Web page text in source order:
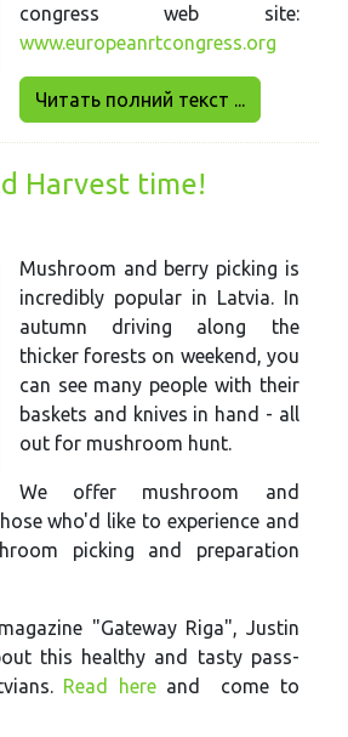
congress web site:
www.europeanrtcongress.org
Читать полний текст ...
Harvest time!
Mushroom and berry picking is
incredibly popular in Latvia. In
autumn driving along the
thicker forests on weekend, you
can see many people with their
baskets and knives in hand - all
out for mushroom hunt.
We offer mushroom and
who'd like to experience and
picking and preparation
"Gateway Riga", Justin
this healthy and tasty pass-
Read hereand come to